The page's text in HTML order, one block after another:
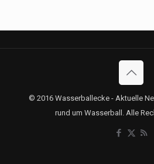
© 2016 Wasserballecke - Aktuelle
rund um Wasserball. Alle